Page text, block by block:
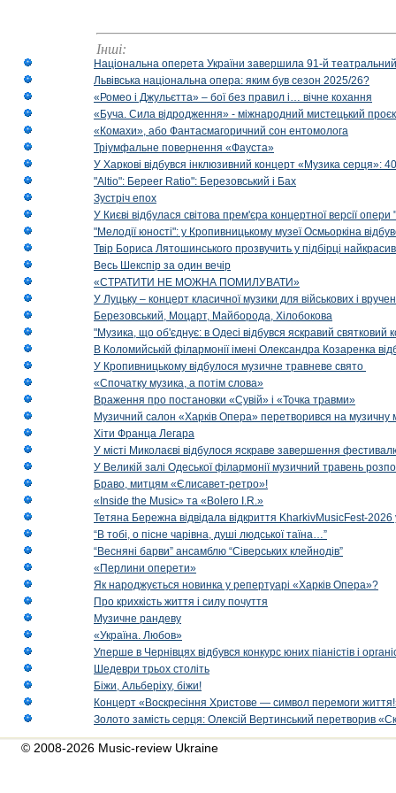
Інші:
Національна оперета України завершила 91-й
Львівська національна опера: яким був сезон 2025/26?
«Ромео і Джульєтта» – бої без правил і… вічне кохання
«Буча. Сила відродження» - міжнародний мистецький
«Комахи», або Фантасмагоричний сон ентомолога
Тріумфальне повернення «Фауста»
У Харкові відбувся інклюзивний концерт «Музика серця»:
"Altio": Береer Ratio": Березовський і Бах
Зустріч епох
У Києві відбулася світова прем'єра концертної версії
"Мелодії юності": у Кропивницькому музеї Осмьоркіна
Твір Бориса Лятошинського прозвучить у підбірці
Весь Шекспір за один вечір
«СТРАТИТИ НЕ МОЖНА ПОМИЛУВАТИ»
У Луцьку – концерт класичної музики для військових і
Березовський, Моцарт, Майборода, Хілобокова
"Музика, що об'єднує: в Одесі відбувся яскравий
В Коломийській філармонії імені Олександра Козаренка
У Кропивницькому відбулося музичне травневе свято
«Спочатку музика, а потім слова»
Враження про постановки «Сувій» і «Точка травми»
Музичний салон «Харків Опера» перетворився на музичну
Хіти Франца Легара
У місті Миколаєві відбулося яскраве завершення
У Великій залі Одеської філармонії музичний травень
Браво, митцям «Єлисавет-ретро»!
«Inside the Music» та «Bolero I.R.»
Тетяна Бережна відвідала відкриття KharkivMusicFest-2026
“В тобі, о пісне чарівна, душі людської таїна…”
“Весняні барви” ансамблю “Сіверських клейнодів”
«Перлини оперети»
Як народжується новинка у репертуарі «Харків Опера»?
Про крихкість життя і силу почуття
Музичне рандеву
«Україна. Любов»
Уперше в Чернівцях відбувся конкурс юних піаністів і
Шедеври трьох століть
Біжи, Альберіху, біжи!
Концерт «Воскресіння Христове — символ перемоги
Золото замість серця: Олексій Вертинський перетворив
© 2008-2026 Music-review Ukraine